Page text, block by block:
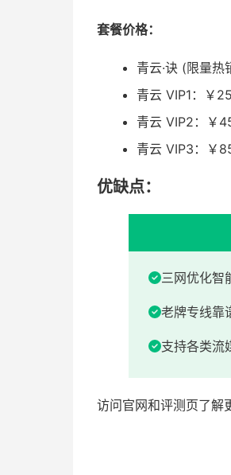
套餐价格：
青云·诀 (限量
青云 VIP1：￥
青云 VIP2：￥
青云 VIP3：￥
优缺点：
三网优化智
老牌专线靠
支持各类流
访问官网和评测页了解